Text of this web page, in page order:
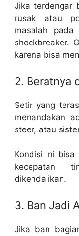
Jika terdengar
rusak atau
masalah
shockbreaker.
karena bisa
2. Beratnya
Setir yang
menandakan
steer, atau
Kondisi ini bisa
kecepatan
dikendalikan.
3. Ban Jadi
Jika ban